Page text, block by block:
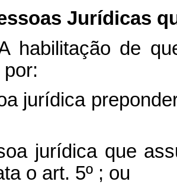
Jurídicas
habilitação de
jurídica
jurídica que
o art. 5º ; ou